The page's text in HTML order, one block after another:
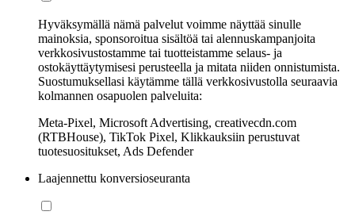
Hyväksymällä nämä palvelut voimme näyttää sinulle
mainoksia, sponsoroitua sisältöä tai alennuskampanjoita
verkkosivustostamme tai tuotteistamme selaus- ja
ostokäyttäytymisesi perusteella ja mitata niiden onnistumista.
Suostumuksellasi käytämme tällä verkkosivustolla seuraavia
kolmannen osapuolen palveluita:
Meta-Pixel, Microsoft Advertising, creativecdn.com
(RTBHouse), TikTok Pixel, Klikkauksiin perustuvat
tuotesuositukset, Ads Defender
Laajennettu konversioseuranta